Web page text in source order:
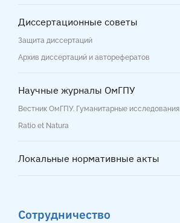
Диссертационные советы
Защита диссертаций
Архив диссертаций и авторефератов
Научные журналы ОмГПУ
Вестник ОмГПУ. Гуманитарные исследования
Ratio et Natura
Локальные нормативные акты
Сотрудничество